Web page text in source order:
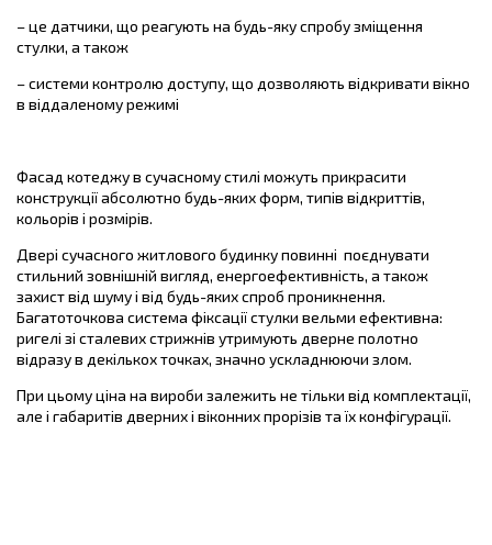
– це датчики, що реагують на будь-яку спробу зміщення
стулки, а також
– системи контролю доступу, що дозволяють відкривати вікно
в віддаленому режимі
Фасад котеджу в сучасному стилі можуть прикрасити
конструкції абсолютно будь-яких форм, типів відкриттів,
кольорів і розмірів.
Двері сучасного житлового будинку повинні поєднувати
стильний зовнішній вигляд, енергоефективність, а також
захист від шуму і від будь-яких спроб проникнення.
Багатоточкова система фіксації стулки вельми ефективна:
ригелі зі сталевих стрижнів утримують дверне полотно
відразу в декількох точках, значно ускладнюючи злом.
При цьому ціна на вироби залежить не тільки від комплектації,
але і габаритів дверних і віконних прорізів та їх конфігурації.